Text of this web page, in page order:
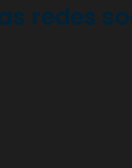
redes